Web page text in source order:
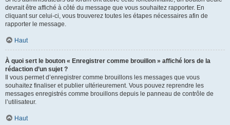
devrait être affiché à côté du message que vous souhaitez rapporter. En
cliquant sur celui-ci, vous trouverez toutes les étapes nécessaires afin de
rapporter le message.
Haut
À quoi sert le bouton « Enregistrer comme brouillon » affiché lors de la
rédaction d’un sujet ?
Il vous permet d’enregistrer comme brouillons les messages que vous
souhaitez finaliser et publier ultérieurement. Vous pouvez reprendre les
messages enregistrés comme brouillons depuis le panneau de contrôle de
l’utilisateur.
Haut